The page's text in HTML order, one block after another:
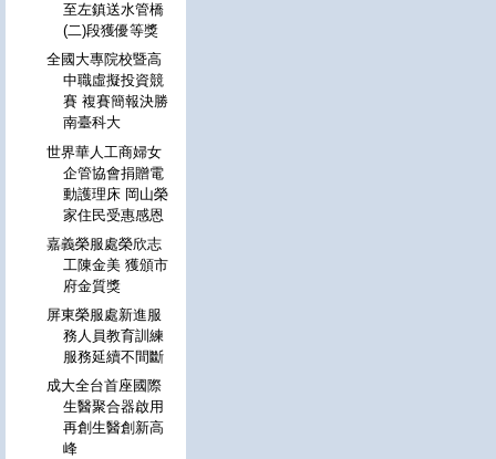
至左鎮送水管橋
(二)段獲優等獎
全國大專院校暨高
中職虛擬投資競
賽 複賽簡報決勝
南臺科大
世界華人工商婦女
企管協會捐贈電
動護理床 岡山榮
家住民受惠感恩
嘉義榮服處榮欣志
工陳金美 獲頒市
府金質獎
屏東榮服處新進服
務人員教育訓練
服務延續不間斷
成大全台首座國際
生醫聚合器啟用
再創生醫創新高
峰